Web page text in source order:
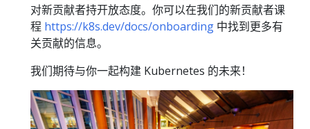
对新贡献者持开放态度。你可以在我们的新贡献者课
程 https://k8s.dev/docs/onboarding 中找到更多有
关贡献的信息。
我们期待与你一起构建 Kubernetes 的未来！